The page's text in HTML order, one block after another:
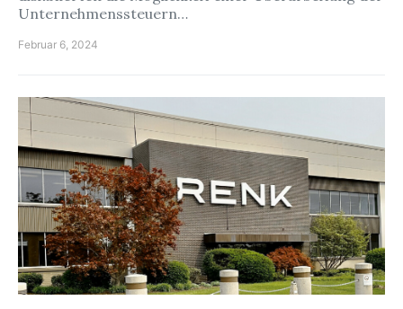
Unternehmenssteuern…
Februar 6, 2024